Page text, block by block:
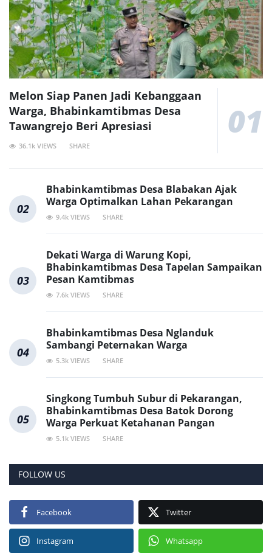
Melon Siap Panen Jadi Kebanggaan
Warga, Bhabinkamtibmas Desa
Tawangrejo Beri Apresiasi
36.1k VIEWS SHARE
01
02
Bhabinkamtibmas Desa Blabakan Ajak
Warga Optimalkan Lahan Pekarangan
9.4k VIEWS SHARE
03
Dekati Warga di Warung Kopi,
Bhabinkamtibmas Desa Tapelan Sampaikan
Pesan Kamtibmas
7.6k VIEWS SHARE
04
Bhabinkamtibmas Desa Nglanduk
Sambangi Peternakan Warga
5.3k VIEWS SHARE
05
Singkong Tumbuh Subur di Pekarangan,
Bhabinkamtibmas Desa Batok Dorong
Warga Perkuat Ketahanan Pangan
5.1k VIEWS SHARE
FOLLOW US
Facebook Twitter
Instagram Whatsapp